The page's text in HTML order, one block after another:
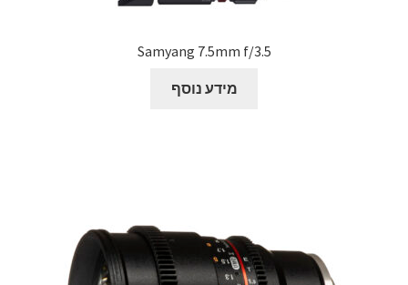
Samyang 7.5mm f/3.5
מידע נוסף